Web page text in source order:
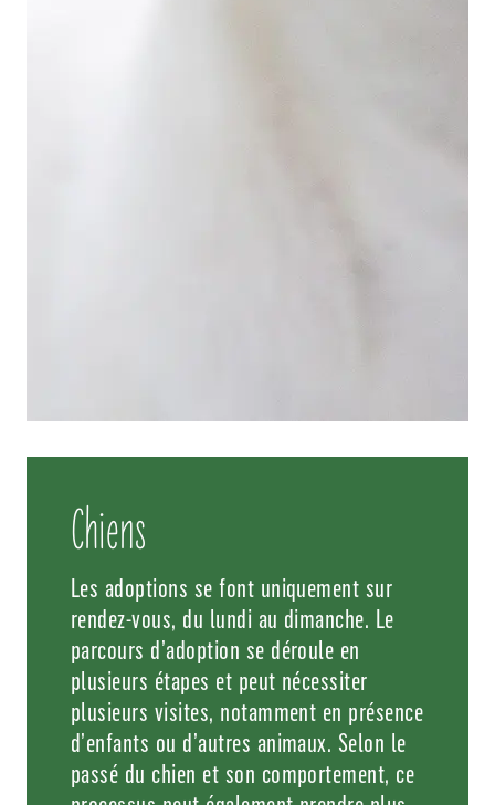
Chiens
Les adoptions se font uniquement sur
rendez-vous, du lundi au dimanche. Le
parcours d’adoption se déroule en
plusieurs étapes et peut nécessiter
plusieurs visites, notamment en présence
d’enfants ou d’autres animaux. Selon le
passé du chien et son comportement, ce